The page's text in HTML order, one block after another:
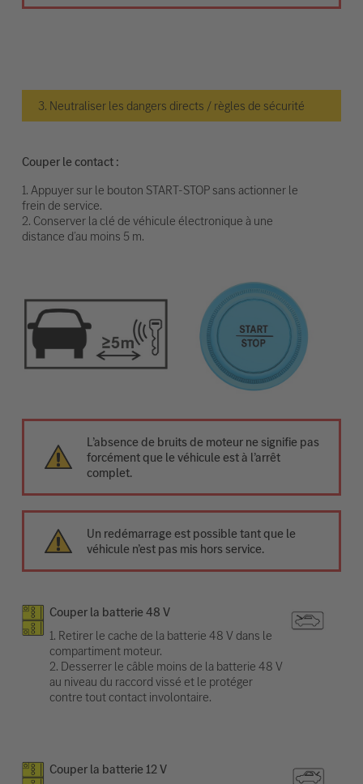
3. Neutraliser les dangers directs / règles de sécurité
Couper le contact :
1. Appuyer sur le bouton START-STOP sans actionner le
frein de service.
2. Conserver la clé de véhicule électronique à une
distance d’au moins 5 m.
L’absence de bruits de moteur ne signifie pas
forcément que le véhicule est à l’arrêt
complet.
Un redémarrage est possible tant que le
véhicule n’est pas mis hors service.
Couper la batterie 48 V
1. Retirer le cache de la batterie 48 V dans le
compartiment moteur.
2. Desserrer le câble moins de la batterie 48 V
au niveau du raccord vissé et le protéger
contre tout contact involontaire.
Couper la batterie 12 V